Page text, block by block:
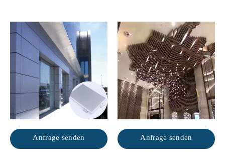
Anfrage senden Anfrage senden